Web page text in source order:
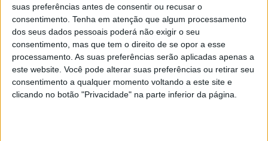
suas preferências antes de consentir ou recusar o
consentimento. Tenha em atenção que algum processamento
dos seus dados pessoais poderá não exigir o seu
consentimento, mas que tem o direito de se opor a esse
processamento. As suas preferências serão aplicadas apenas a
este website. Você pode alterar suas preferências ou retirar seu
consentimento a qualquer momento voltando a este site e
clicando no botão "Privacidade" na parte inferior da página.
Estações Náuticas, na qual foi oficialmente certificada
a Estação Náutica Ponte de Sor -Montargil, decorreu na
quinta-feira, 13 de Março, na BTL, em Lisboa.
Trata-se da criação de uma rede de organizações que